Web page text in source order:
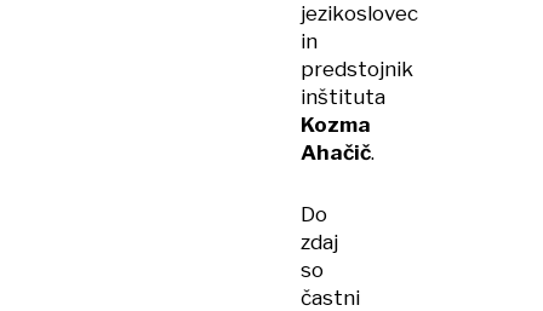
jezikoslovec
in
predstojnik
inštituta
Kozma
Ahačič.
Do
zdaj
so
častni